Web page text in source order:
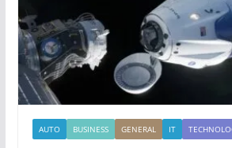
AUTO BUSINESS GENERAL IT